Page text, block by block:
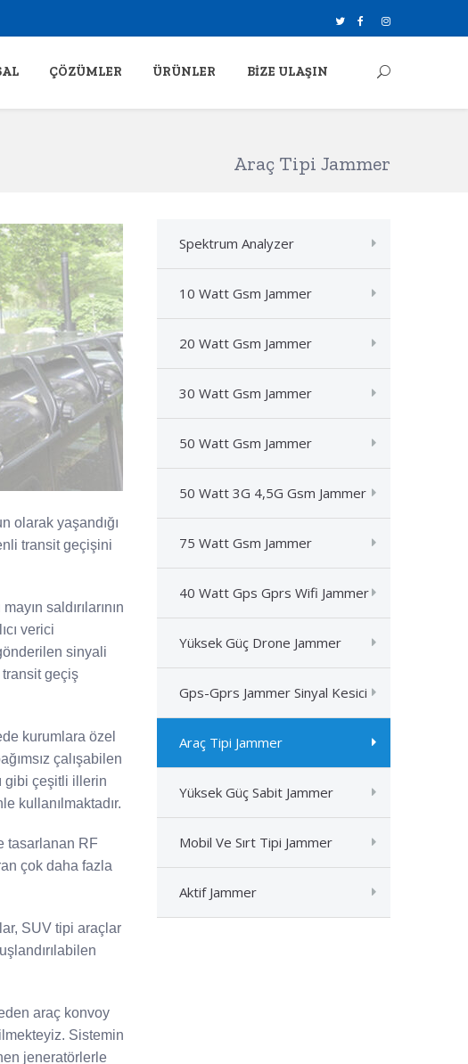
ÇÖZÜMLER ÜRÜNLER BIZE ULAŞIN
Araç Tipi Jammer
olarak yaşandığı
transit geçişini
saldırılarının
verici
sinyali
transit geçiş
kurumlara özel
çalışabilen
gibi çeşitli illerin
kullanılmaktadır.
tasarlanan RF
çok daha fazla
SUV tipi araçlar
araç konvoy
Sistemin
jeneratörlerle
Spektrum Analyzer
10 Watt Gsm Jammer
20 Watt Gsm Jammer
30 Watt Gsm Jammer
50 Watt Gsm Jammer
50 Watt 3G 4,5G Gsm Jammer
75 Watt Gsm Jammer
40 Watt Gps Gprs Wifi Jammer
Yüksek Güç Drone Jammer
Gps-Gprs Jammer Sinyal Kesici
Araç Tipi Jammer
Yüksek Güç Sabit Jammer
Mobil Ve Sırt Tipi Jammer
Aktif Jammer